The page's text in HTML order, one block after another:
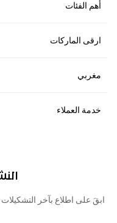
أهم الفئات
ارقى الماركات
مغربي
خدمة العملاء
ابقَ على اطلاع بآخر